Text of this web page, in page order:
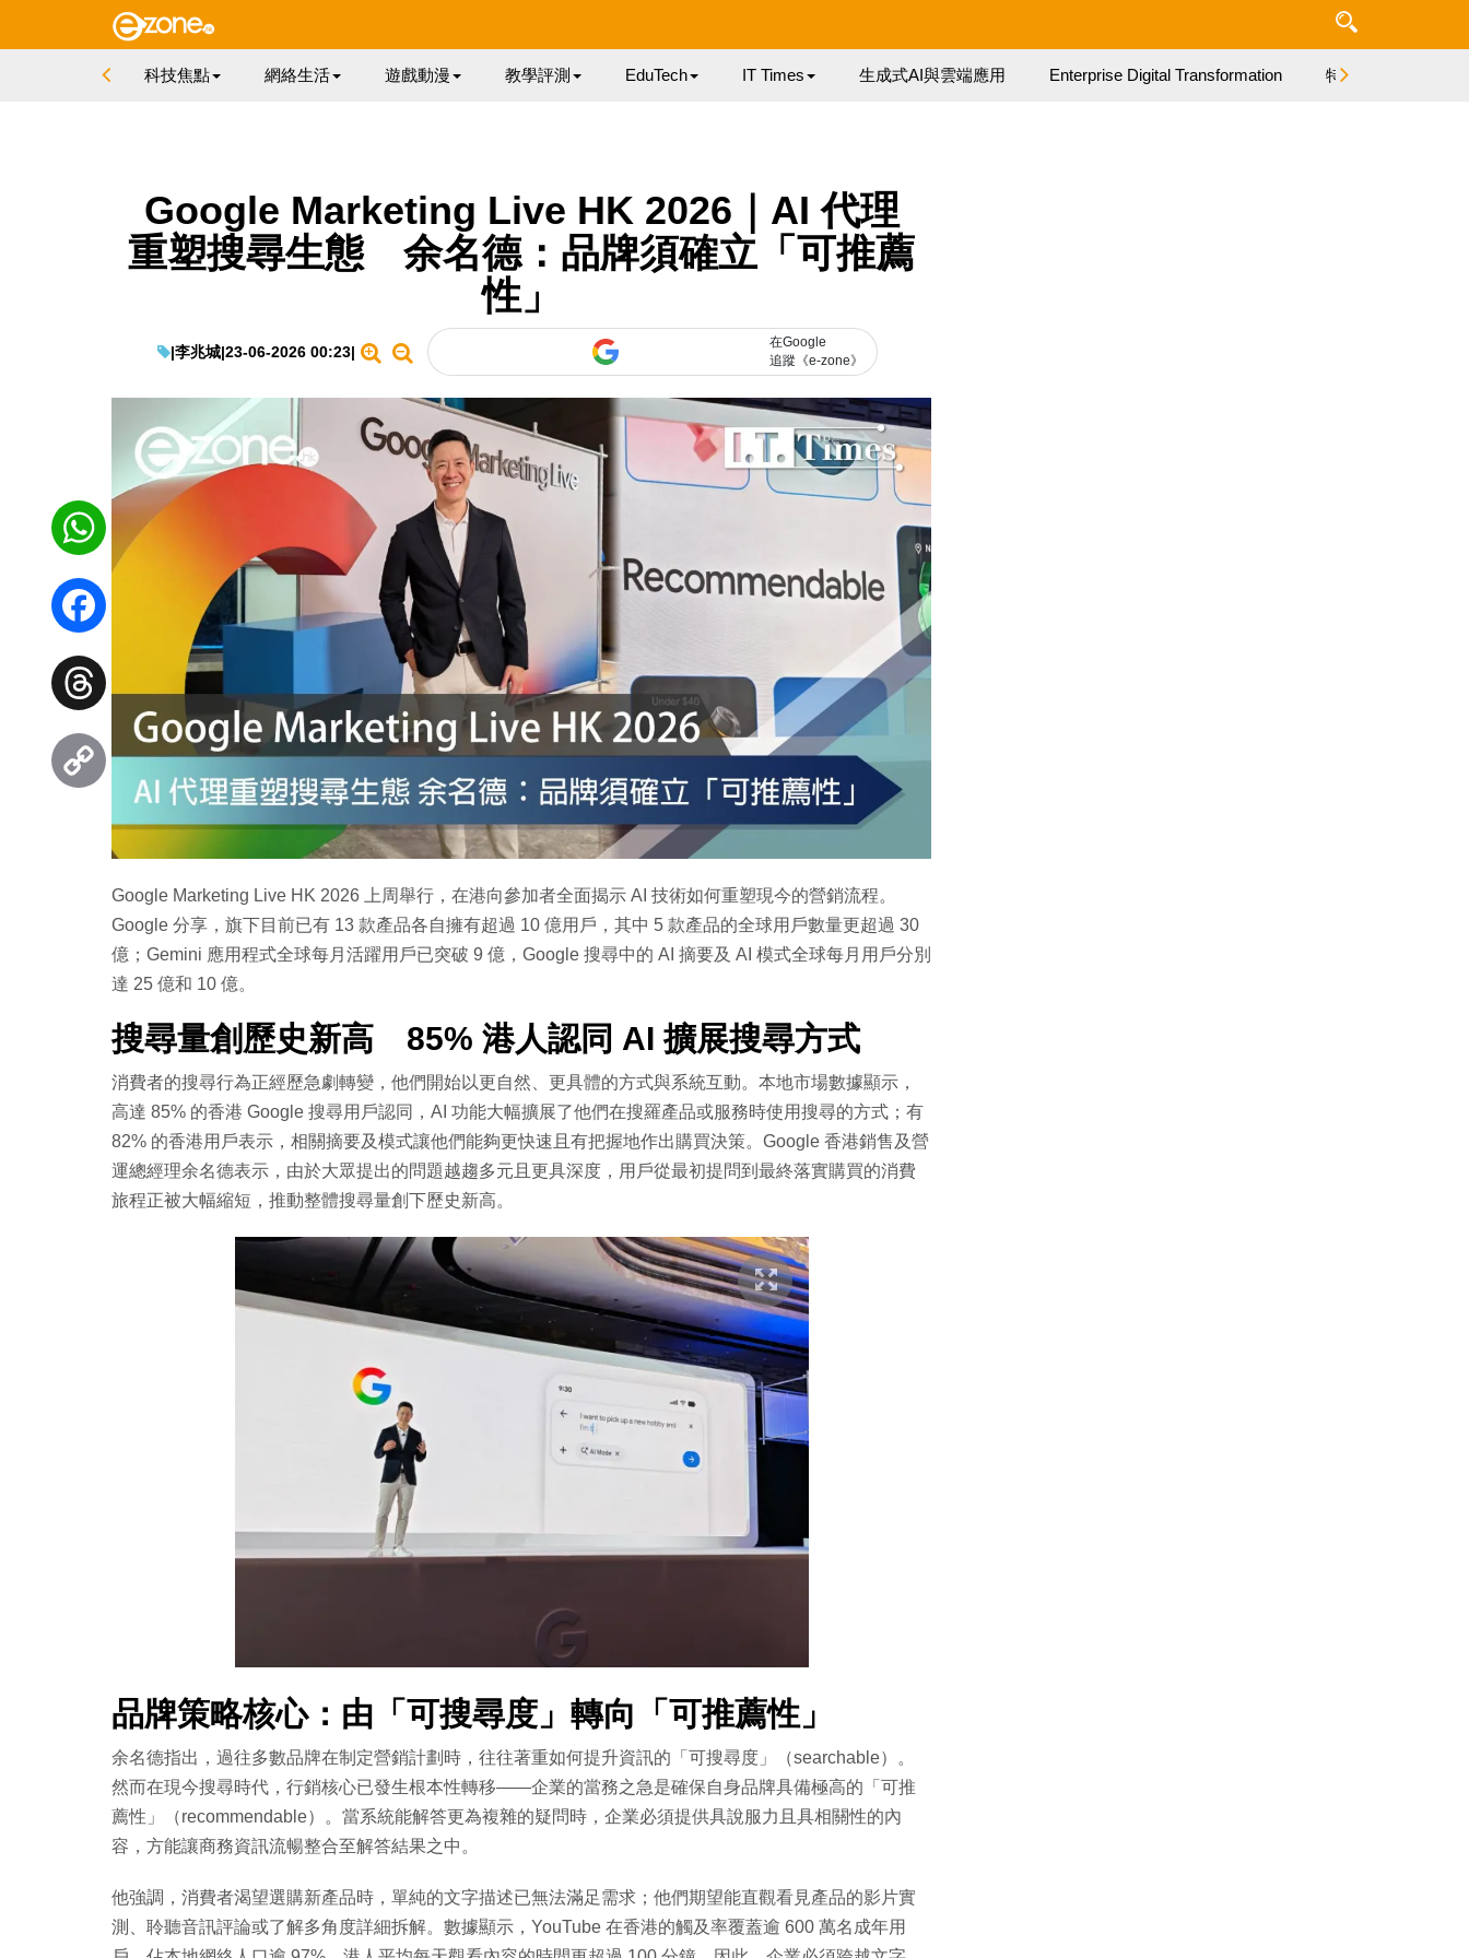
科技焦點 網絡生活 遊戲動漫 教學評測 EduTech IT Times 生成式AI與雲端應用 Enterprise Digital Transformation 特集
Google Marketing Live HK 2026｜AI 代理
重塑搜尋生態 余名德：品牌須確立「可推薦
性」
|李兆城|23-06-2026 00:23|
在Google
追蹤《e-zone》
Google Marketing Live HK 2026 上周舉行，在港向參加者全面揭示 AI 技術如何重塑現今的營銷流程。
Google 分享，旗下目前已有 13 款產品各自擁有超過 10 億用戶，其中 5 款產品的全球用戶數量更超過 30
億；Gemini 應用程式全球每月活躍用戶已突破 9 億，Google 搜尋中的 AI 摘要及 AI 模式全球每月用戶分別
達 25 億和 10 億。
搜尋量創歷史新高 85% 港人認同 AI 擴展搜尋方式
消費者的搜尋行為正經歷急劇轉變，他們開始以更自然、更具體的方式與系統互動。本地市場數據顯示，
高達 85% 的香港 Google 搜尋用戶認同，AI 功能大幅擴展了他們在搜羅產品或服務時使用搜尋的方式；有
82% 的香港用戶表示，相關摘要及模式讓他們能夠更快速且有把握地作出購買決策。Google 香港銷售及營
運總經理余名德表示，由於大眾提出的問題越趨多元且更具深度，用戶從最初提問到最終落實購買的消費
旅程正被大幅縮短，推動整體搜尋量創下歷史新高。
品牌策略核心：由「可搜尋度」轉向「可推薦性」
余名德指出，過往多數品牌在制定營銷計劃時，往往著重如何提升資訊的「可搜尋度」（searchable）。
然而在現今搜尋時代，行銷核心已發生根本性轉移——企業的當務之急是確保自身品牌具備極高的「可推
薦性」（recommendable）。當系統能解答更為複雜的疑問時，企業必須提供具說服力且具相關性的內
容，方能讓商務資訊流暢整合至解答結果之中。
他強調，消費者渴望選購新產品時，單純的文字描述已無法滿足需求；他們期望能直觀看見產品的影片實
測、聆聽音訊評論或了解多角度詳細拆解。數據顯示，YouTube 在香港的觸及率覆蓋逾 600 萬名成年用
WhatsApp
Facebook
Threads
Copy
Link